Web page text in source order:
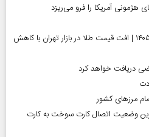
هژمونی آمریکا را فرو می‌ریزد
قیمت طلا و سکه امروز ۱۱ مرداد ۱۴۰۵ | افت قیمت طلا در بازار تهران با کاهش
دریافت خواهد کرد
| آخرین وضعیت اتصال کارت سوخت به کارت